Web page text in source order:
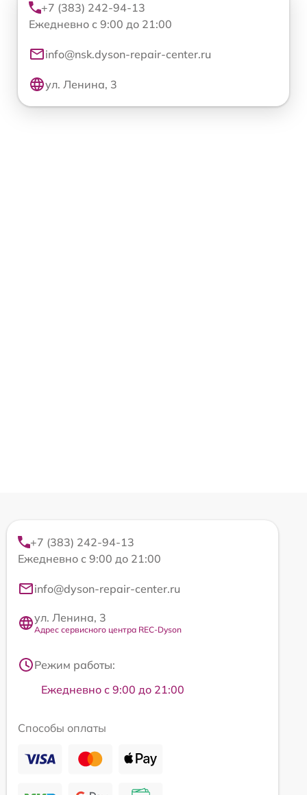
+7 (383) 242-94-13
Ежедневно с 9:00 до 21:00
info@nsk.dyson-repair-center.ru
ул. Ленина, 3
+7 (383) 242-94-13
Ежедневно с 9:00 до 21:00
info@dyson-repair-center.ru
ул. Ленина, 3
Адрес сервисного центра REC-Dyson
Режим работы:
Ежедневно с 9:00 до 21:00
Способы оплаты